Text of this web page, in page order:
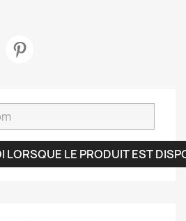
LORSQUE LE PRODUIT EST